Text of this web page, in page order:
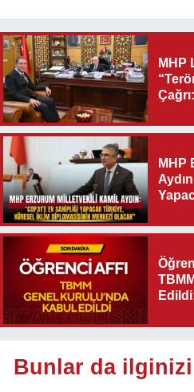
MHP
MHP
Bunlar da